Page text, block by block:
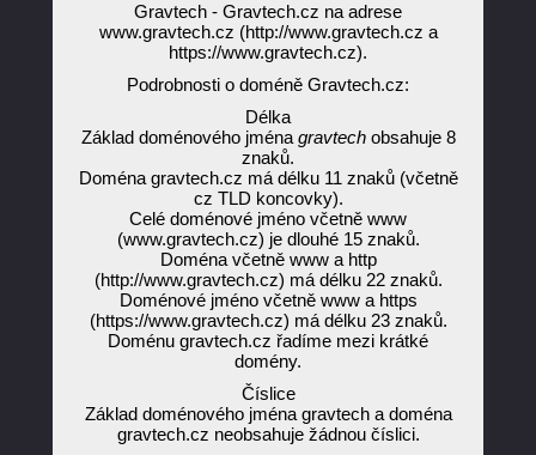
Gravtech - Gravtech.cz na adrese
www.gravtech.cz (http://www.gravtech.cz a
https://www.gravtech.cz).
Podrobnosti o doméně Gravtech.cz:
Délka
Základ doménového jména gravtechobsahuje 8
znaků.
Doména gravtech.cz má délku 11 znaků (včetně
cz TLD koncovky).
Celé doménové jméno včetně www
(www.gravtech.cz) je dlouhé 15 znaků.
Doména včetně www a http
(http://www.gravtech.cz) má délku 22 znaků.
Doménové jméno včetně www a https
(https://www.gravtech.cz) má délku 23 znaků.
Doménu gravtech.cz řadíme mezi krátké
domény.
Číslice
Základ doménového jména gravtech a doména
gravtech.cz neobsahuje žádnou číslici.